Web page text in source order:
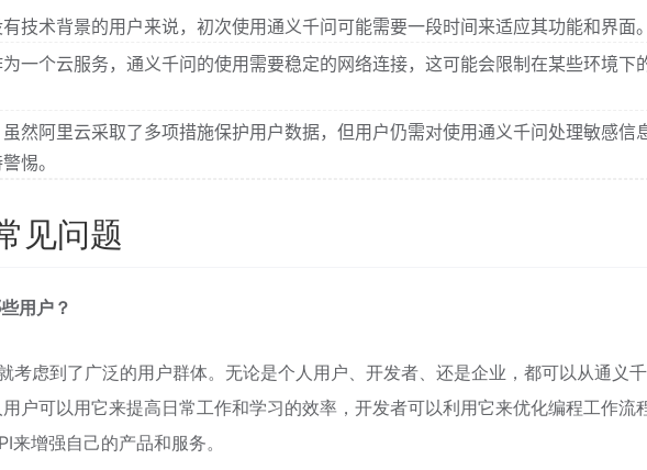
技术背景的用户来说，初次使用通义千问可能需要一段时间来适应其功能和界面。
一个云服务，通义千问的使用需要稳定的网络连接，这可能会限制在某些环境下
然阿里云采取了多项措施保护用户数据，但用户仍需对使用通义千问处理敏感信
惕。
见问题
用户？
考虑到了广泛的用户群体。无论是个人用户、开发者、还是企业，都可以从通义
户可以用它来提高日常工作和学习的效率，开发者可以利用它来优化编程工作流
来增强自己的产品和服务。